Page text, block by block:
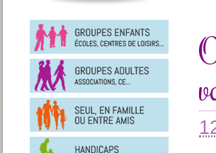
Groupes
entre
Personnes